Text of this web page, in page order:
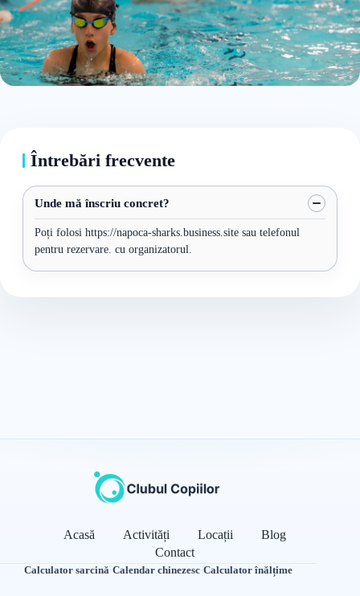
Întrebări frecvente
Unde mă înscriu concret?
Poți folosi https://napoca-sharks.business.site sau telefonul
pentru rezervare. cu organizatorul.
Acasă Activități Locații
Blog
Contact
Calculator sarcină·Calendar chinezesc·Calculator înălțime